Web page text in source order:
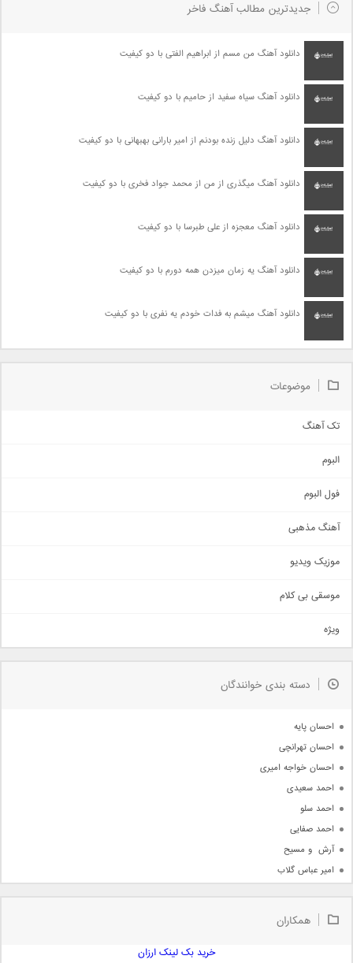
جدیدترین مطالب آهنگ فاخر
دانلود آهنگ من مسم از ابراهیم الفتی با دو کیفیت
دانلود آهنگ سیاه سفید از حامیم با دو کیفیت
دانلود آهنگ دلیل زنده بودنم از امیر بارانی بهبهانی با دو کیفیت
دانلود آهنگ میگذری از من از محمد جواد فخری با دو کیفیت
دانلود آهنگ معجزه از علی طبرسا با دو کیفیت
دانلود آهنگ یه زمان میزدن همه دورم با دو کیفیت
دانلود آهنگ میشم به فدات خودم یه نفری با دو کیفیت
موضوعات
تک آهنگ
اجتماعی
حماسی
سنتی
اهنگ بندرعباسی
دمو
مذهبی
جدیدترین ها
البوم
فول البوم
آهنگ مذهبی
موزیک ویدیو
موسقی بی کلام
ویژه
دسته بندی خوانندگان
احسان پایه
احسان تهرانچی
احسان خواجه امیری
احمد سعیدی
احمد سلو
احمد صفایی
آرش  و مسیح
امیر عباس گلاب
امیر علی
همکاران
خرید بک لینک ارزان